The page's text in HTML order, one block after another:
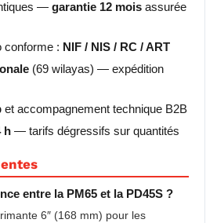
— garantie 12 mois assurée
conforme : NIF / NIS / RC / ART
(69 wilayas) — expédition
et accompagnement technique B2B
h — tarifs dégressifs sur quantités
entre la PM65 et la PD45S ?
6″ (168 mm) pour les